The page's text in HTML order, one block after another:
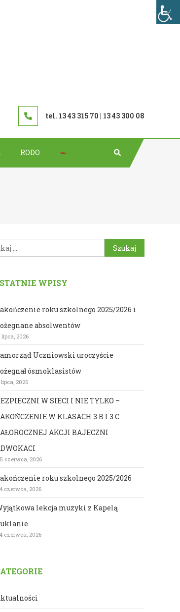
tel. 13 43 315 70 | 13 43 300 08
RODO Bip
Szukaj:
WPISY
roku szkolnego 2025/2026 i
absolwentów
lipca, 2026
Uczniowski uroczyście
ósmoklasistów
lipca, 2026
W SIECI I NIE TYLKO –
W KLASACH 3 B I 3 C
AKCJI BAJECZNI
czerwca, 2026
roku szkolnego 2025/2026
czerwca, 2026
lekcja muzyki z Kapelą
czerwca, 2026